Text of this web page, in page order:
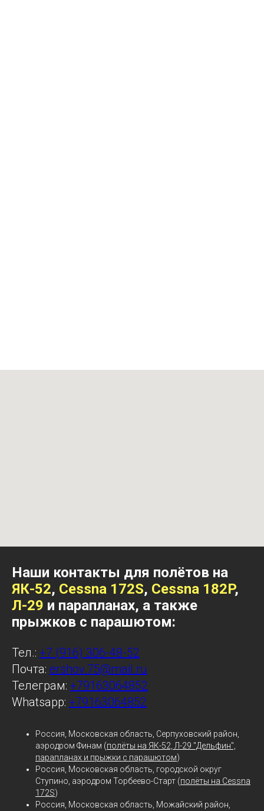
Наши контакты для полётов на
ЯК-52, Cessna 172S, Cessna 182P,
Л-29 и парапланах, а также
прыжков с парашютом:
Тел.: +7 (916) 306-48-52
Почта: ershov.75@mail.ru
Телеграм: +79163064852
Whatsapp: +79163064852
Россия, Московская область, Серпуховский район,
аэродром Финам (полёты на ЯК-52, Л-29 "Дельфин",
парапланах и прыжки с парашютом)
Россия, Московская область, городской округ
Ступино, аэродром Торбеево-Старт (полёты на Cessna
172S)
Россия, Московская область, Можайский район,